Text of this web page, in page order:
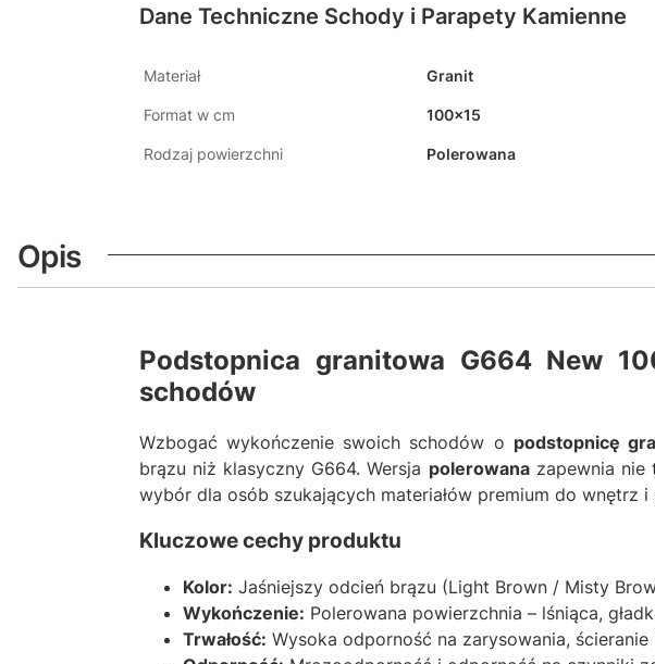
Dane Techniczne Schody i Parapety Kamienne
Materiał Granit
Format w cm 100x15
Rodzaj powierzchni Polerowana
Opis
Podstopnica granitowa G664 New
schodów
Wzbogać wykończenie swoich schodów o podstopnicę
brązu niż klasyczny G664. Wersja polerowanazapewnia nie
wybór dla osób szukających materiałów premium do wnętrz
Kluczowe cechy produktu
Kolor: Jaśniejszy odcień brązu (Light Brown / Misty
Wykończenie: Polerowana powierzchnia – lśniąca,
Trwałość: Wysoka odporność na zarysowania,